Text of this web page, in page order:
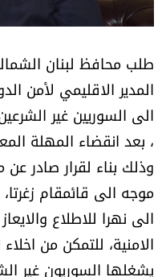
كتّابنا
تحت المجهر
آراء
اقتصاد
العالم
طلب محافظ لبنان
المدير الاقليمي لأمن
الى السوريين غير
، بعد انقضاء المهلة
وذلك بناء لقرار صادر
موجه الى قائمقام
الى نهرا للاطلاع
الامنية، للتمكن من
يشغلها السوريون غير